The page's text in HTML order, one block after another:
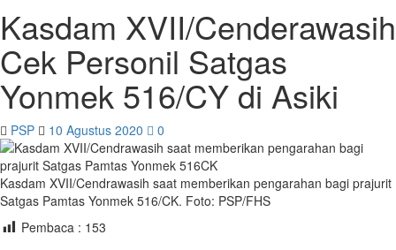
Kasdam XVII/Cenderawasih
Cek Personil Satgas
Yonmek 516/CY di Asiki
PSP 10 Agustus 2020 0
Kasdam XVII/Cendrawasih saat memberikan pengarahan bagi prajurit
Satgas Pamtas Yonmek 516/CK. Foto: PSP/FHS
Pembaca : 153